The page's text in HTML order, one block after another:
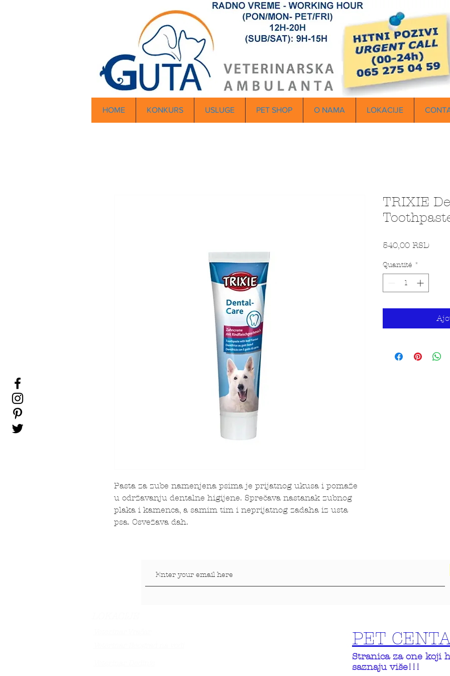
HOME KONKURS USLUGE PET SHOP O NAMA LOKACIJE
Pasta za zube namenjena psima je prijatnog ukusa i pomaže
u održavanju dentalne higijene. Sprečava nastanak zubnog
plaka i kamenca, a samim tim i neprijatnog zadaha iz usta
psa. Osvežava dah.
TRIXIE
540,00 RSDPrix
Quantité *
PET
Stranica za one koji
saznaju više!!!